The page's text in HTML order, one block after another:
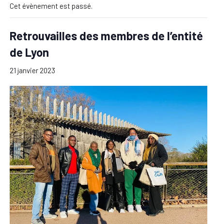
Cet évènement est passé.
Retrouvailles des membres de l’entité
de Lyon
21 janvier 2023